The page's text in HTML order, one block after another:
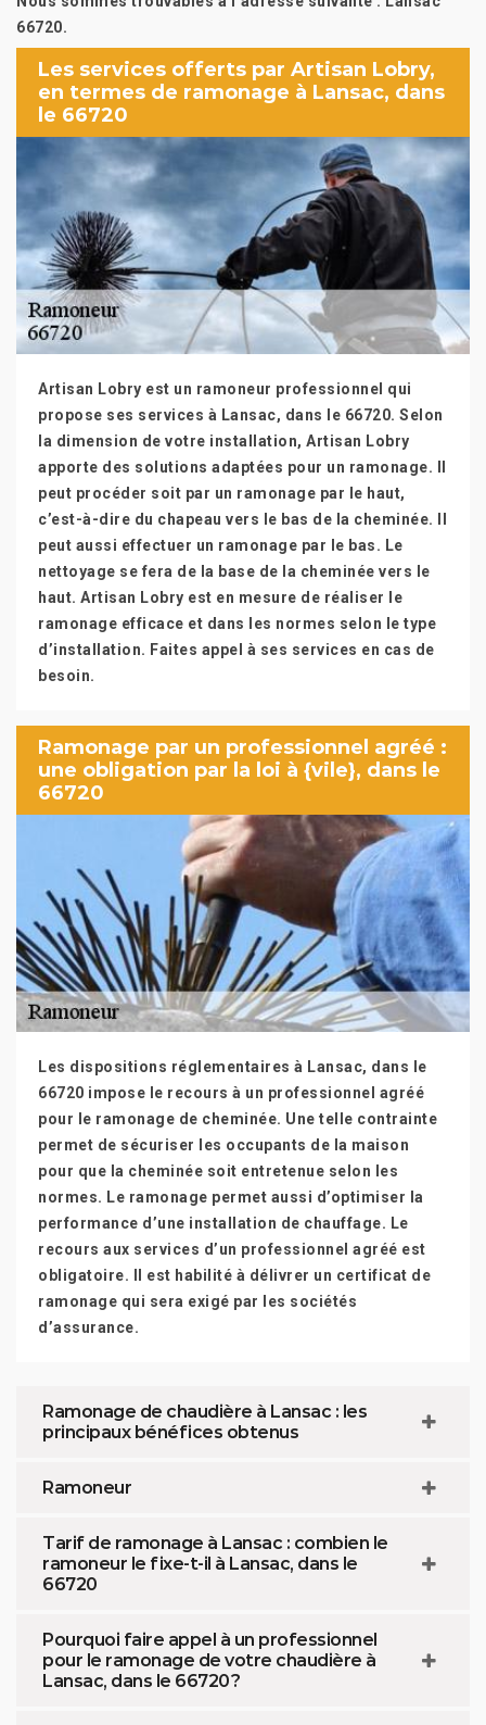
66720.
Les services offerts par Artisan Lobry,
en termes de ramonage à Lansac, dans
le 66720
Artisan Lobry est un ramoneur professionnel qui
propose ses services à Lansac, dans le 66720. Selon
la dimension de votre installation, Artisan Lobry
apporte des solutions adaptées pour un ramonage. Il
peut procéder soit par un ramonage par le haut,
c’est-à-dire du chapeau vers le bas de la cheminée. Il
peut aussi effectuer un ramonage par le bas. Le
nettoyage se fera de la base de la cheminée vers le
haut. Artisan Lobry est en mesure de réaliser le
ramonage efficace et dans les normes selon le type
d’installation. Faites appel à ses services en cas de
besoin.
Ramonage par un professionnel agréé :
une obligation par la loi à {vile}, dans le
66720
Les dispositions réglementaires à Lansac, dans le
66720 impose le recours à un professionnel agréé
pour le ramonage de cheminée. Une telle contrainte
permet de sécuriser les occupants de la maison
pour que la cheminée soit entretenue selon les
normes. Le ramonage permet aussi d’optimiser la
performance d’une installation de chauffage. Le
recours aux services d’un professionnel agréé est
obligatoire. Il est habilité à délivrer un certificat de
ramonage qui sera exigé par les sociétés
d’assurance.
Ramonage de chaudière à Lansac : les
principaux bénéfices obtenus
Ramoneur
Tarif de ramonage à Lansac : combien le
ramoneur le fixe-t-il à Lansac, dans le
66720
Pourquoi faire appel à un professionnel
pour le ramonage de votre chaudière à
Lansac, dans le 66720 ?